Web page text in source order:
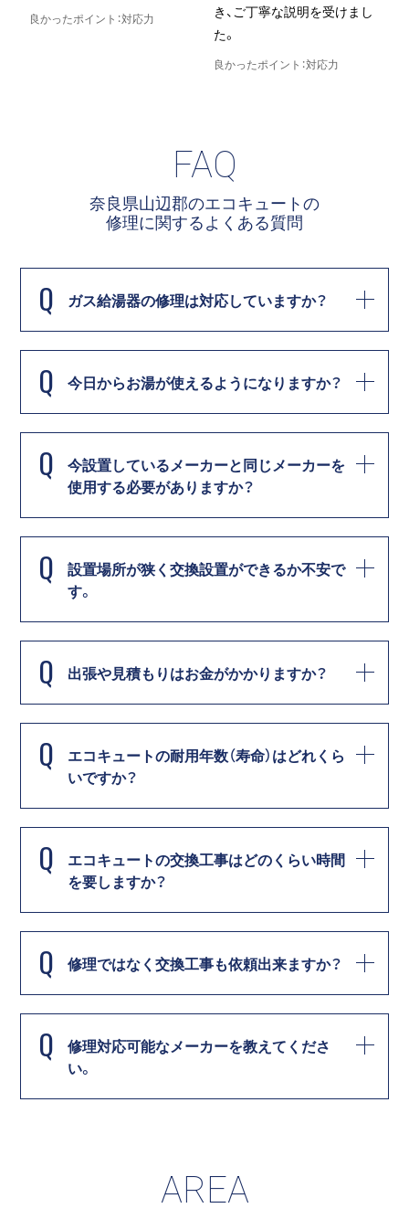
良かったポイント：対応力
き、ご丁寧な説明を受けまし
た。
良かったポイント：対応力
FAQ
奈良県山辺郡のエコキュートの
修理に関するよくある質問
Q ガス給湯器の修理は対応していますか？
Q 今日からお湯が使えるようになりますか？
Q
今設置しているメーカーと同じメーカーを
使用する必要がありますか？
Q
設置場所が狭く交換設置ができるか不安で
す。
Q 出張や見積もりはお金がかかりますか？
Q
エコキュートの耐用年数（寿命）はどれくら
いですか？
Q
エコキュートの交換工事はどのくらい時間
を要しますか？
Q 修理ではなく交換工事も依頼出来ますか？
Q
修理対応可能なメーカーを教えてくださ
い。
AREA